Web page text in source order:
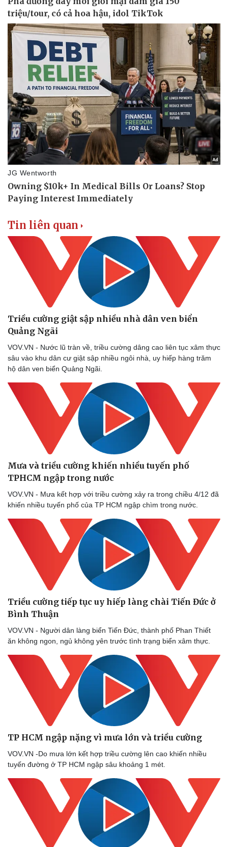
Doanh nghiệp
Thông tin doanh nghiệp
Doanh nghiệp 24h
Doanh nhân
Vì cộng đồng
Công nghệ
Sành điệu
Tin Công nghệ
Trải nghiệm
Chuyển đổi số
Sức khỏe
Dinh dưỡng - món ngon
Cây thuốc
Sản phụ khoa
Nhi khoa
Nam khoa
Làm đẹp - giảm cân
Phòng mạch online
Đời sống
Nhà đẹp
Blog
Tình yêu - Gia đình
Tin liên quan
Triều cường giật sập nhiều nhà dân ven biển
Quảng Ngãi
VOV.VN - Nước lũ tràn về, triều cường dâng cao liên tục xâm thực
sâu vào khu dân cư giật sập nhiều ngôi nhà, uy hiếp hàng trăm
hộ dân ven biển Quảng Ngãi.
Mưa và triều cường khiến nhiều tuyến phố
TPHCM ngập trong nước
VOV.VN - Mưa kết hợp với triều cường xảy ra trong chiều 4/12 đã
khiến nhiều tuyến phố của TP HCM ngập chìm trong nước.
Triều cường tiếp tục uy hiếp làng chài Tiến Đức ở
Bình Thuận
VOV.VN - Người dân làng biển Tiến Đức, thành phố Phan Thiết
ăn không ngon, ngủ không yên trước tình trạng biển xâm thực.
TP HCM ngập nặng vì mưa lớn và triều cường
VOV.VN -Do mưa lớn kết hợp triều cường lên cao khiến nhiều
tuyến đường ở TP HCM ngập sâu khoảng 1 mét.